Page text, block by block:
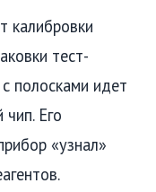
калибровки
тест-
полосками идет
Его
«узнал»